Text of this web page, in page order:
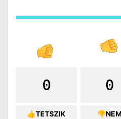
0
👍TETSZIK
0
👎NEM